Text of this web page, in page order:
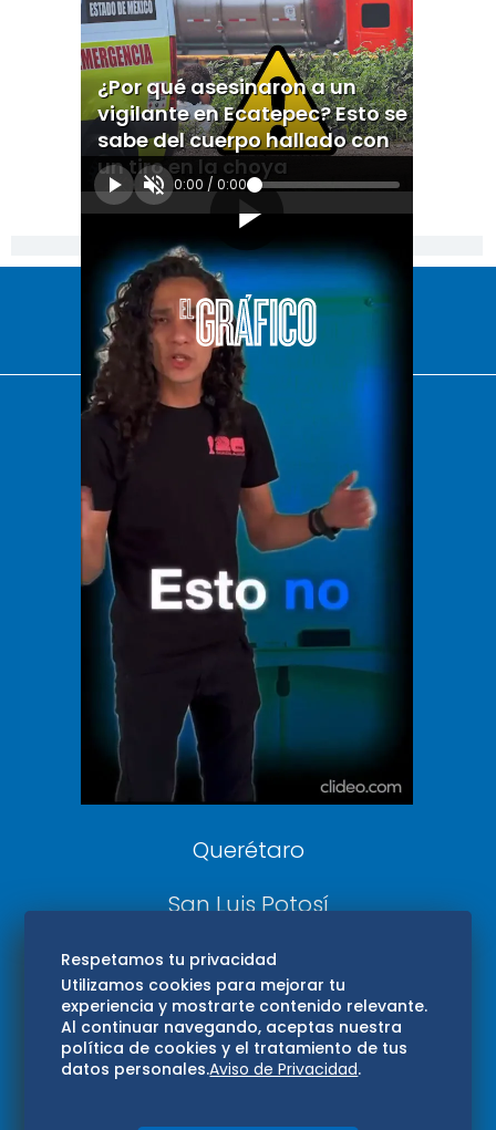
¿Por qué asesinaron a un
vigilante en Ecatepec? Esto se
sabe del cuerpo hallado con
un tiro en la choya
0:00 / 0:00
[Publicidad]
El Universal
Vive USA
Clase
De 10 sports
DeDinero
Confabulario
Aviso Oportuno
Consultas
Querétaro
San Luis Potosí
Edomex
Consultas
Hidalgo
Oaxaca
Respetamos tu privacidad
Utilizamos cookies para mejorar tu
experiencia y mostrarte contenido relevante.
Al continuar navegando, aceptas nuestra
política de cookies y el tratamiento de tus
datos personales.Aviso de Privacidad.